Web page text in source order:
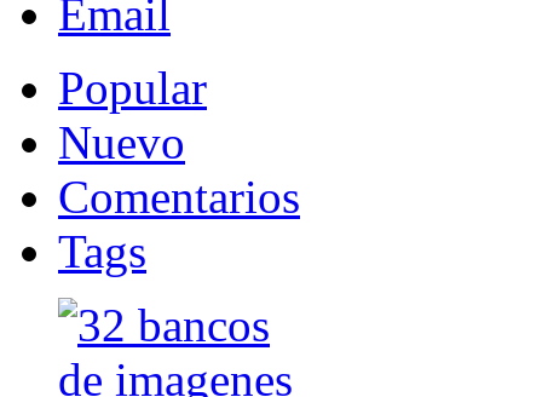
Email
Popular
Nuevo
Comentarios
Tags